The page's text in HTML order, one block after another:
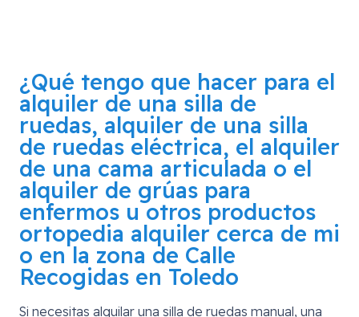
¿Qué tengo que hacer para el
alquiler de una silla de
ruedas, alquiler de una silla
de ruedas eléctrica, el alquiler
de una cama articulada o el
alquiler de grúas para
enfermos u otros productos
ortopedia alquiler cerca de mi
o en la zona de Calle
Recogidas en Toledo
Si necesitas alquilar una silla de ruedas manual, una